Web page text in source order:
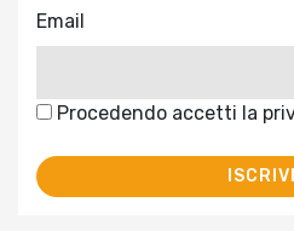
Email
Procedendo accetti la